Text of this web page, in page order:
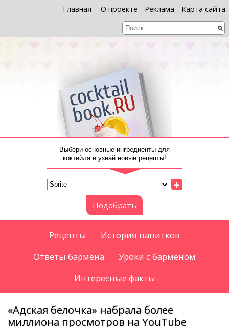
Главная О проекте Реклама Карта сайта
Выбери основные ингредиенты для
коктейля и узнай новые рецепты!
+
Подобрать
Рецепты
История напитков
Ответы бармена
Уроки с барменом
Интересные факты
«Адская белочка» набрала более
миллиона просмотров на YouTube